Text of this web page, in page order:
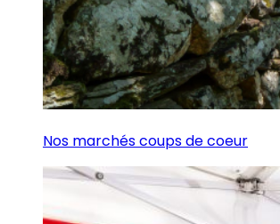
Nos marchés coups de coeur